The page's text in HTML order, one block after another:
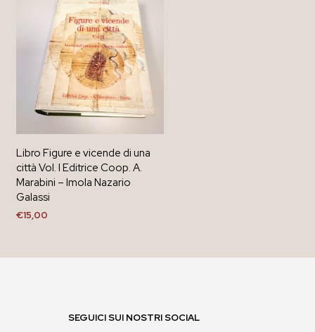
Libro Figure e vicende di una
città Vol. I Editrice Coop. A.
Marabini – Imola Nazario
Galassi
€15,00
SEGUICI SUI NOSTRI SOCIAL